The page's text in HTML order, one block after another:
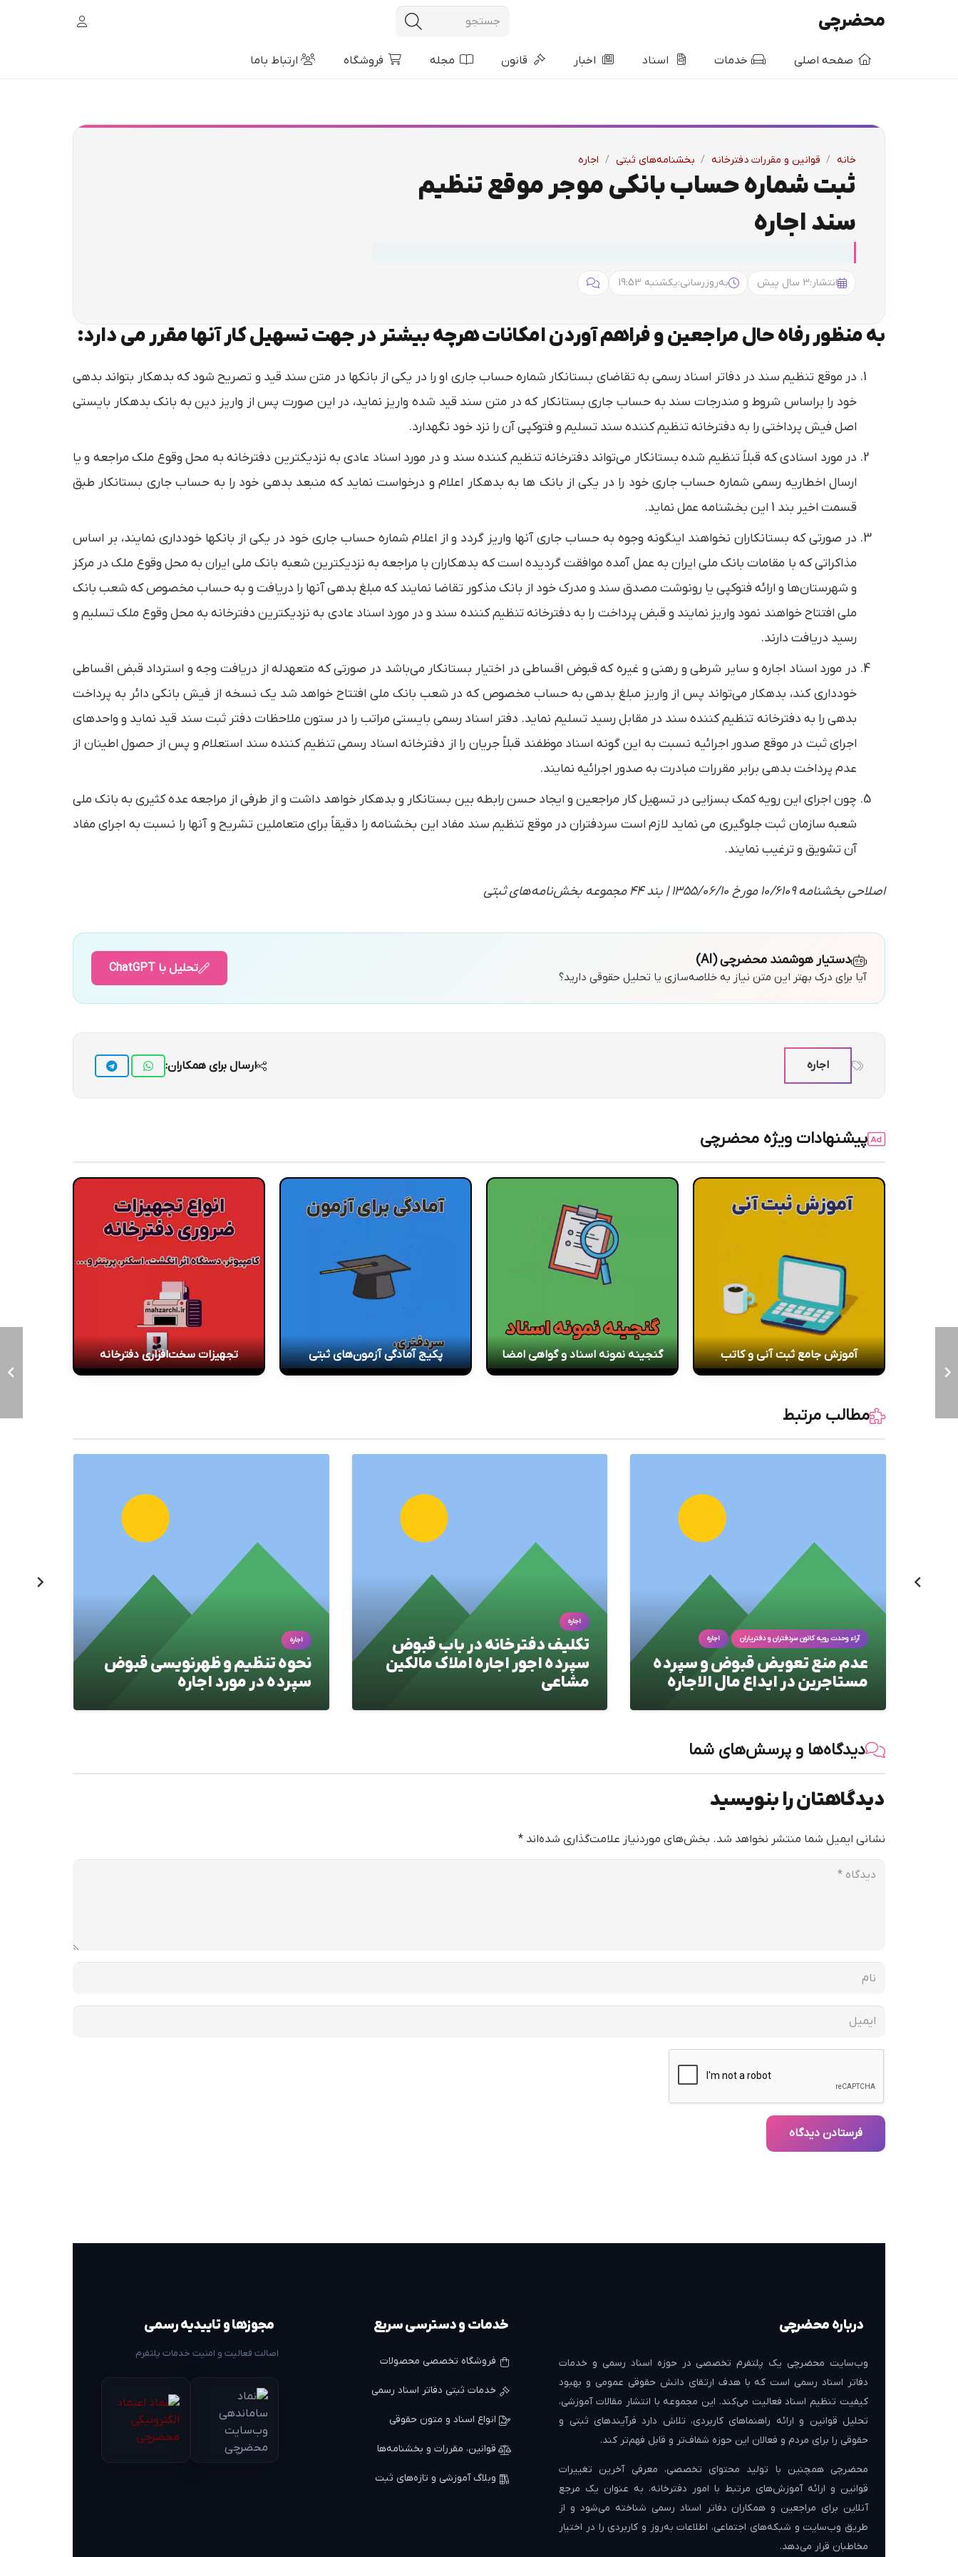
محضرچی
صفحه اصلی خدمات اسناد اخبار قانون مجله فروشگاه ارتباط باما
خانه / قوانین و مقررات دفترخانه / بخشنامه‌های ثبتی / اجاره
ثبت شماره حساب بانكی موجر موقع تنظیم
سند اجاره
انتشار:3 سال پیش به‌روزرسانی:یکشنبه 19:53
به منظور رفاه حال مراجعین و فراهم آوردن امكانات هرچه بیشتر در جهت تسهیل كار آنها مقرر می دارد:
در موقع تنظیم سند در دفاتر اسناد رسمی به تقاضای بستانكار شماره حساب جاری او را در یكی از بانكها در متن سند قید و تصریح شود كه بدهكار بتواند بدهی
خود را براساس شروط و مندرجات سند به حساب جاری بستانكار كه در متن سند قید شده واریز نماید، در این صورت پس از واریز دین به بانك بدهكار بایستی
اصل فیش پرداختی را به دفترخانه تنظیم كننده سند تسلیم و فتوكپی آن را نزد خود نگهدارد.
در مورد اسنادی كه قبلاً تنظیم شده بستانكار می‌تواند دفترخانه تنظیم كننده سند و در مورد اسناد عادی به نزدیكترین دفترخانه به محل وقوع ملك مراجعه و یا
ارسال اخطاریه رسمی شماره حساب جاری خود را در یكی از بانك ها به بدهكار اعلام و درخواست نماید كه منبعد بدهی خود را به حساب جاری بستانكار طبق
قسمت اخیر بند 1 این بخشنامه عمل نماید.
در صورتی كه بستانكاران نخواهند اینگونه وجوه به حساب جاری آنها واریز گردد و از اعلام شماره حساب جاری خود در یكی از بانكها خودداری نمایند، بر اساس
مذاكراتی كه با مقامات بانك ملی ایران به عمل آمده موافقت گردیده است كه بدهكاران با مراجعه به نزدیكترین شعبه بانك ملی ایران به محل وقوع ملك در مركز
و شهرستان‌ها و ارائه فتوكپی یا رونوشت مصدق سند و مدرك خود از بانك مذكور تقاضا نمایند كه مبلغ بدهی آنها را دریافت و به حساب مخصوص كه شعب بانك
ملی افتتاح خواهند نمود واریز نمایند و قبض پرداخت را به دفترخانه تنظیم كننده سند و در مورد اسناد عادی به نزدیكترین دفترخانه به محل وقوع ملك تسلیم و
رسید دریافت دارند.
در مورد اسناد اجاره و سایر شرطی و رهنی و غیره كه قبوض اقساطی در اختیار بستانكار می‌باشد در صورتی كه متعهدله از دریافت وجه و استرداد قبض اقساطی
خودداری كند، بدهكار می‌تواند پس از واریز مبلغ بدهی به حساب مخصوص كه در شعب بانك ملی افتتاح خواهد شد یك نسخه از فیش بانكی دائر به پرداخت
بدهی را به دفترخانه تنظیم كننده سند در مقابل رسید تسلیم نماید. دفتر اسناد رسمی بایستی مراتب را در ستون ملاحظات دفتر ثبت سند قید نماید و واحدهای
اجرای ثبت در موقع صدور اجرائیه نسبت به این گونه اسناد موظفند قبلاً جریان را از دفترخانه اسناد رسمی تنظیم كننده سند استعلام و پس از حصول اطینان از
عدم پرداخت بدهی برابر مقررات مبادرت به صدور اجرائیه نمایند.
چون اجرای این رویه كمك بسزایی در تسهیل كار مراجعین و ایجاد حسن رابطه بین بستانكار و بدهكار خواهد داشت و از طرفی از مراجعه عده كثیری به بانك ملی
شعبه سازمان ثبت جلوگیری می نماید لازم است سردفتران در موقع تنظیم سند مفاد این بخشنامه را دقیقاً برای متعاملین تشریح و آنها را نسبت به اجرای مفاد
آن تشویق و ترغیب نمایند.
اصلاحی بخشنامه 10/6109 مورخ 1355/06/10 | بند 44 مجموعه بخش‌نامه‌های ثبتی
دستیار هوشمند محضرچی (AI)
آیا برای درک بهتر این متن نیاز به خلاصه‌سازی یا تحلیل حقوقی دارید؟
تحلیل با ChatGPT
اجاره ارسال برای همکاران:
پیشنهادات ویژه محضرچی
آموزش جامع ثبت آنی و کاتب گنجینه نمونه اسناد و گواهی امضا پکیج آمادگی آزمون‌های ثبتی تجهیزات سخت‌افزاری دفترخانه
مطالب مرتبط
آراء وحدت رویه کانون سردفتران و دفتریاران اجاره
عدم منع تعویض قبوض و سپرده
مستاجرین در ایداع مال الاجاره
اجاره
تکلیف دفترخانه در باب قبوض
سپرده اجور اجاره املاک مالکین
مشاعی
اجاره
نحوه تنظیم و ظهرنویسی قبوض
سپرده در مورد اجاره
دیدگاه‌ها و پرسش‌های شما
دیدگاهتان را بنویسید
نشانی ایمیل شما منتشر نخواهد شد. بخش‌های موردنیاز علامت‌گذاری شده‌اند *
فرستادن دیدگاه
درباره محضرچی
وب‌سایت محضرچی یک پلتفرم تخصصی در حوزه اسناد رسمی و خدمات
دفاتر اسناد رسمی است که با هدف ارتقای دانش حقوقی عمومی و بهبود
کیفیت تنظیم اسناد فعالیت می‌کند. این مجموعه با انتشار مقالات آموزشی،
تحلیل قوانین و ارائه راهنماهای کاربردی، تلاش دارد فرآیندهای ثبتی و
حقوقی را برای مردم و فعالان این حوزه شفاف‌تر و قابل فهم‌تر کند.
محضرچی همچنین با تولید محتوای تخصصی، معرفی آخرین تغییرات
قوانین و ارائه آموزش‌های مرتبط با امور دفترخانه، به عنوان یک مرجع
آنلاین برای مراجعین و همکاران دفاتر اسناد رسمی شناخته می‌شود و از
طریق وب‌سایت و شبکه‌های اجتماعی، اطلاعات به‌روز و کاربردی را در اختیار
مخاطبان قرار می‌دهد.
خدمات و دسترسی سریع
فروشگاه تخصصی محصولات
خدمات ثبتی دفاتر اسناد رسمی
انواع اسناد و متون حقوقی
قوانین، مقررات و بخشنامه‌ها
وبلاگ آموزشی و تازه‌های ثبت
مجوزها و تاییدیه رسمی
اصالت فعالیت و امنیت خدمات پلتفرم